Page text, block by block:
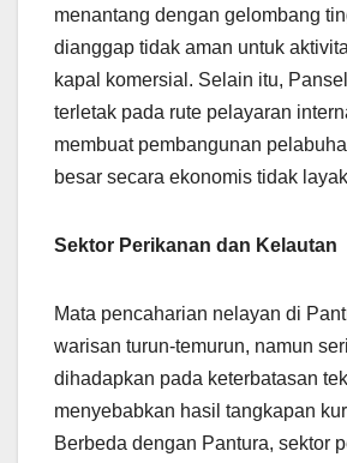
menantang dengan gelombang
dianggap tidak aman untuk
kapal komersial. Selain itu,
terletak pada rute pelayaran
membuat pembangunan
besar secara ekonomis tidak
Sektor Perikanan dan Kelautan
Mata pencaharian nelayan di
warisan turun-temurun, namun
dihadapkan pada keterbatasan
menyebabkan hasil tangkapan
Berbeda dengan Pantura, sektor